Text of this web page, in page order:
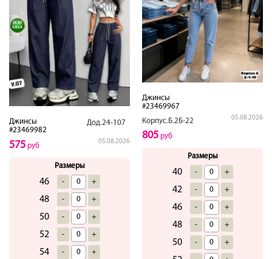
Джинсы
#23469982
Дод.24-107
05.08.2026
575 руб
Размеры
46 - +
48 - +
50 - +
52 - +
54 - +
Джинсы
#23469967
Корпус.Б.2Б-22
05.08.2026
805 руб
Размеры
40 - +
42 - +
46 - +
48 - +
50 - +